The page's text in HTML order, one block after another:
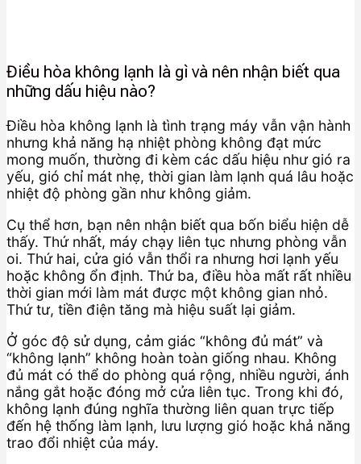
Điều hòa không lạnh là gì và nên nhận biết qua
những dấu hiệu nào?
Điều hòa không lạnh là tình trạng máy vẫn vận hành
nhưng khả năng hạ nhiệt phòng không đạt mức
mong muốn, thường đi kèm các dấu hiệu như gió ra
yếu, gió chỉ mát nhẹ, thời gian làm lạnh quá lâu hoặc
nhiệt độ phòng gần như không giảm.
Cụ thể hơn, bạn nên nhận biết qua bốn biểu hiện dễ
thấy. Thứ nhất, máy chạy liên tục nhưng phòng vẫn
oi. Thứ hai, cửa gió vẫn thổi ra nhưng hơi lạnh yếu
hoặc không ổn định. Thứ ba, điều hòa mất rất nhiều
thời gian mới làm mát được một không gian nhỏ.
Thứ tư, tiền điện tăng mà hiệu suất lại giảm.
Ở góc độ sử dụng, cảm giác “không đủ mát” và
“không lạnh” không hoàn toàn giống nhau. Không
đủ mát có thể do phòng quá rộng, nhiều người, ánh
nắng gắt hoặc đóng mở cửa liên tục. Trong khi đó,
không lạnh đúng nghĩa thường liên quan trực tiếp
đến hệ thống làm lạnh, lưu lượng gió hoặc khả năng
trao đổi nhiệt của máy.